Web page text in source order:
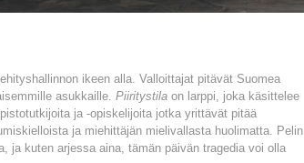
ikeen alla. Valloittajat pitävät Suomea
asukkaille. Piiritystila on larppi, joka käsittelee
ja -opiskelijoita jotka yrittävät pitää
ja miehittäjän mielivallasta huolimatta. Pelin
ja kuten arjessa aina, tämän päivän tragedia voi olla